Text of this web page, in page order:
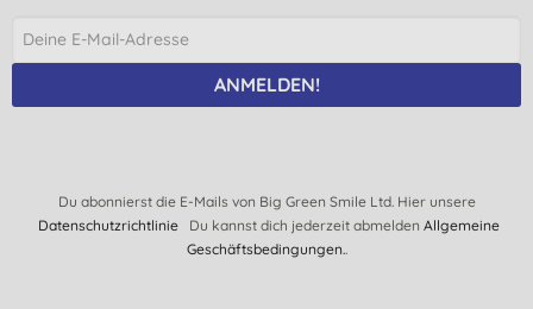
ANMELDEN!
Du abonnierst die E-Mails von Big Green Smile Ltd. Hier unsere
DatenschutzrichtlinieDu kannst dich jederzeit abmelden Allgemeine
Geschäftsbedingungen..